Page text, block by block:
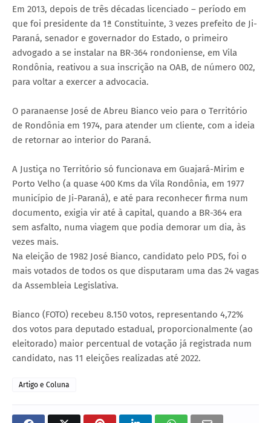
Em 2013, depois de três décadas licenciado – período em
que foi presidente da 1ª Constituinte, 3 vezes prefeito de Ji-
Paraná, senador e governador do Estado, o primeiro
advogado a se instalar na BR-364 rondoniense, em Vila
Rondônia, reativou a sua inscrição na OAB, de número 002,
para voltar a exercer a advocacia.
O paranaense José de Abreu Bianco veio para o Território
de Rondônia em 1974, para atender um cliente, com a ideia
de retornar ao interior do Paraná.
A Justiça no Território só funcionava em Guajará-Mirim e
Porto Velho (a quase 400 Kms da Vila Rondônia, em 1977
município de Ji-Paraná), e até para reconhecer firma num
documento, exigia vir até à capital, quando a BR-364 era
sem asfalto, numa viagem que podia demorar um dia, às
vezes mais.
Na eleição de 1982 José Bianco, candidato pelo PDS, foi o
mais votados de todos os que disputaram uma das 24 vagas
da Assembleia Legislativa.
Bianco (FOTO) recebeu 8.150 votos, representando 4,72%
dos votos para deputado estadual, proporcionalmente (ao
eleitorado) maior percentual de votação já registrada num
candidato, nas 11 eleições realizadas até 2022.
Artigo e Coluna